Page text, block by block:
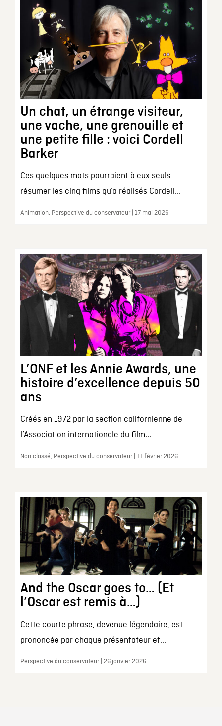
Un chat, un étrange visiteur,
une vache, une grenouille et
une petite fille : voici Cordell
Barker
Ces quelques mots pourraient à eux seuls
résumer les cinq films qu’a réalisés Cordell...
Animation, Perspective du conservateur | 17 mai 2026
L’ONF et les Annie Awards, une
histoire d’excellence depuis 50
ans
Créés en 1972 par la section californienne de
l’Association internationale du film...
Non classé, Perspective du conservateur | 11 février 2026
And the Oscar goes to… (Et
l’Oscar est remis à…)
Cette courte phrase, devenue légendaire, est
prononcée par chaque présentateur et...
Perspective du conservateur | 26 janvier 2026